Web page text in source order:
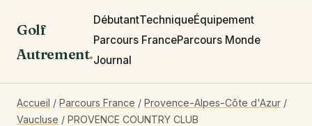
Golf
Autrement.
DébutantTechniqueÉquipement
Parcours FranceParcours Monde
Journal
Accueil / Parcours France / Provence-Alpes-Côte d'Azur /
Vaucluse / PROVENCE COUNTRY CLUB